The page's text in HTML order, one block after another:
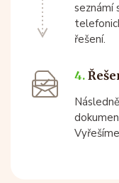
seznámí
řešení.
4.